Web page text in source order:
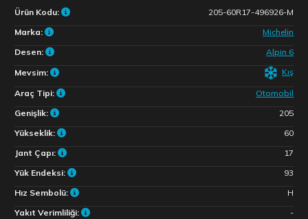
Ürün Kodu:
205-60R17-496926-M
Marka:
Michelin
Desen:
Alpin 6
Mevsim: Kış
Araç Tipi:
Otomobil
Genişlik:
205
Yükseklik:
60
Jant Çapı:
17
Yük Endeksi:
93
Hız Sembolü:
H
Yakıt Verimliliği:
-